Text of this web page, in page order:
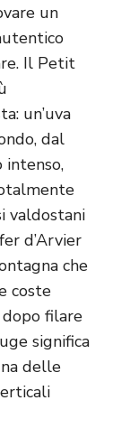
un
Il Petit
un’uva
dal
intenso,
valdostani
d’Arvier
che
coste
dopo filare
significa
delle